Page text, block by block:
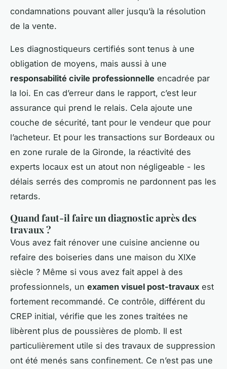
condamnations pouvant aller jusqu’à la résolution
de la vente.
Les diagnostiqueurs certifiés sont tenus à une
obligation de moyens, mais aussi à une
responsabilité civile professionnelle encadrée par
la loi. En cas d’erreur dans le rapport, c’est leur
assurance qui prend le relais. Cela ajoute une
couche de sécurité, tant pour le vendeur que pour
l’acheteur. Et pour les transactions sur Bordeaux ou
en zone rurale de la Gironde, la réactivité des
experts locaux est un atout non négligeable - les
délais serrés des compromis ne pardonnent pas les
retards.
Quand faut-il faire un diagnostic après des
travaux ?
Vous avez fait rénover une cuisine ancienne ou
refaire des boiseries dans une maison du XIXe
siècle ? Même si vous avez fait appel à des
professionnels, un examen visuel post-travaux est
fortement recommandé. Ce contrôle, différent du
CREP initial, vérifie que les zones traitées ne
libèrent plus de poussières de plomb. Il est
particulièrement utile si des travaux de suppression
ont été menés sans confinement. Ce n’est pas une